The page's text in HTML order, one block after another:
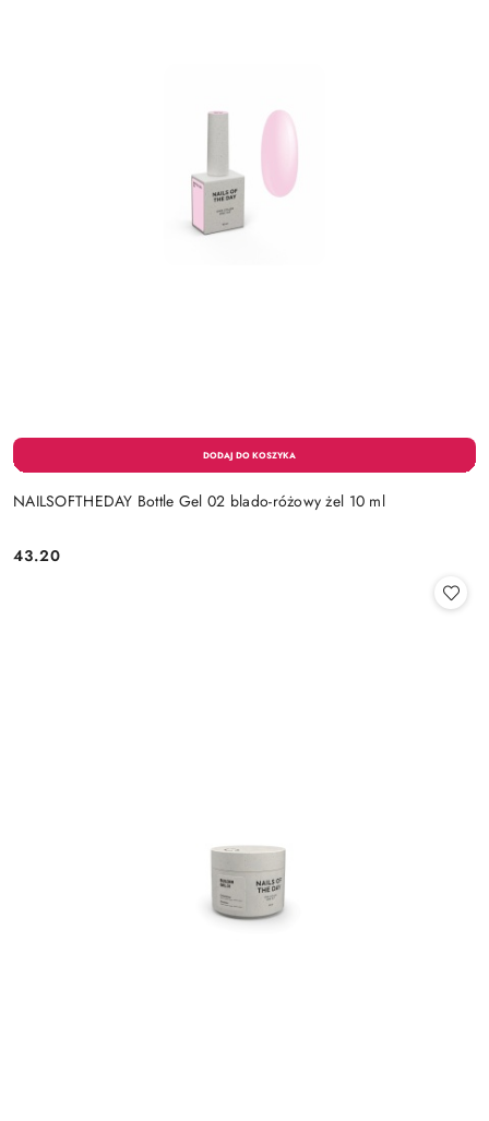
NAILSOFTHEDAY Bottle Gel 02 blado-różowy żel 10 ml
Cena:
43.20